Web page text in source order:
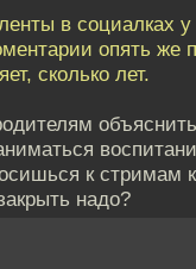
в социалках у
опять же
сколько лет.
к стримам
надо?